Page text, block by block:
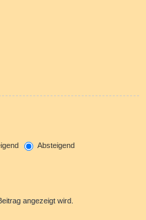
Absteigend
angezeigt wird.